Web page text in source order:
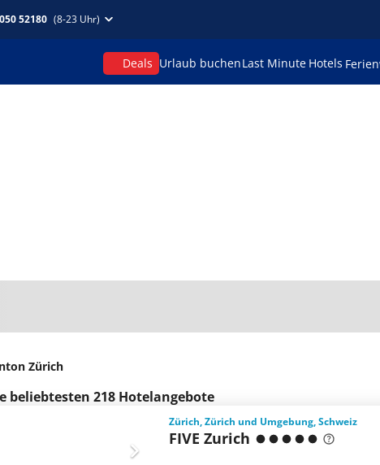
52180 (8-23 Uhr)
Deals Urlaub buchenLast Minute Hotels
Zürich
beliebtesten 218 Hotelangebote
Zürich, Zürich und Umgebung, Schweiz
FIVE Zurich